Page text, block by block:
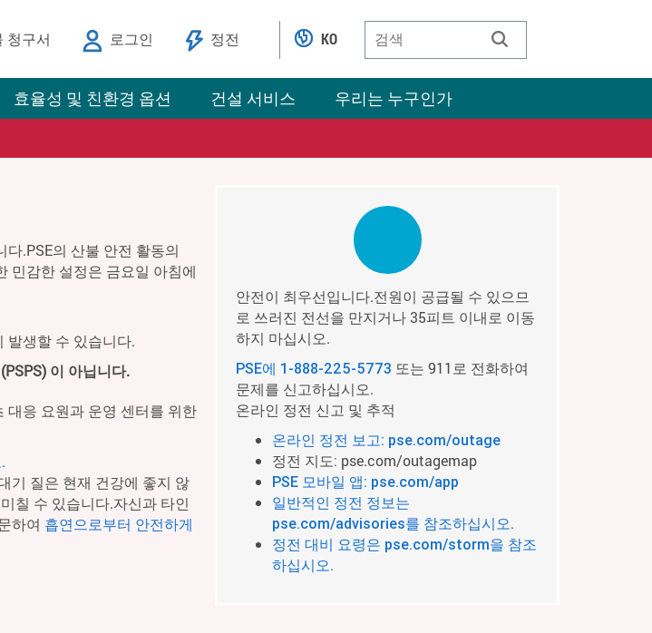
효율성 및 친환경 옵션 건설 서비스 우리는 누구인가
청구서 로그인 정전 KO
.PSE의 산불 안전 활동의
민감한 설정은 금요일 아침에
발생할 수 있습니다.
이 아닙니다.
대응 요원과 운영 센터를 위한
기 질은 현재 건강에 좋지 않
칠 수 있습니다.자신과 타인
하여 흡연으로부터 안전하게
안전이 최우선입니다.전원이 공급될 수 있으므
로 쓰러진 전선을 만지거나 35피트 이내로 이동
하지 마십시오.
PSE에 1-888-225-5773 또는 911로 전화하여
문제를 신고하십시오.
온라인 정전 신고 및 추적
온라인 정전 보고: pse.com/outage
정전 지도: pse.com/outagemap
PSE 모바일 앱: pse.com/app
일반적인 정전 정보는
pse.com/advisories를 참조하십시오.
정전 대비 요령은 pse.com/storm을 참조
하십시오.